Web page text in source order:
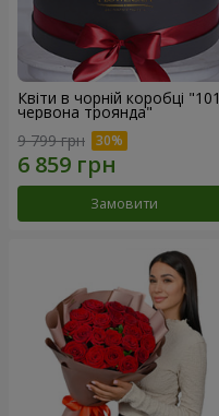
Квіти в чорній коробці "101
червона троянда"
9 799 грн
Замовити